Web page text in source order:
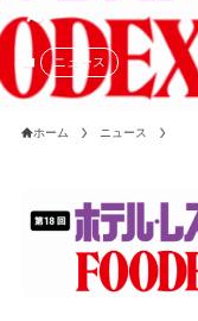
～
ニュース
ホーム ニュース